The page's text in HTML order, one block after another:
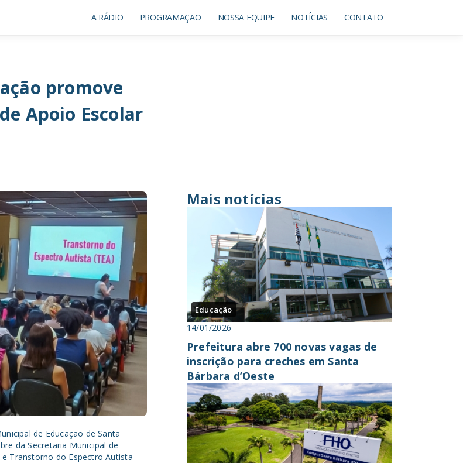
A RÁDIO PROGRAMAÇÃO NOSSA EQUIPE NOTÍCIAS CONTATO
promove
Apoio Escolar
de Educação de Santa
da Secretaria Municipal de
Transtorno do Espectro Autista
Mais notícias
Educação
14/01/2026
Prefeitura abre 700 novas vagas de
inscrição para creches em Santa
Bárbara d’Oeste